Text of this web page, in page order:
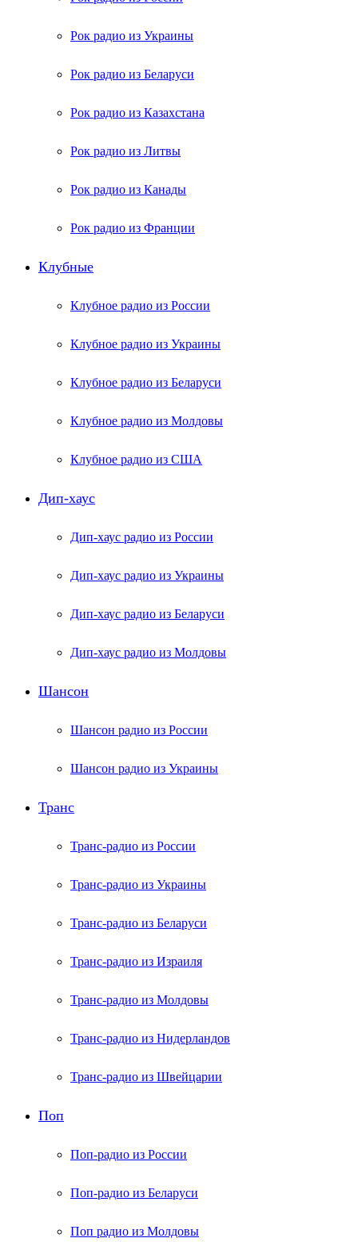
Рок радио из Украины
Рок радио из Беларуси
Рок радио из Казахстана
Рок радио из Литвы
Рок радио из Канады
Рок радио из Франции
Клубные
Клубное радио из России
Клубное радио из Украины
Клубное радио из Беларуси
Клубное радио из Молдовы
Клубное радио из США
Дип-хаус
Дип-хаус радио из России
Дип-хаус радио из Украины
Дип-хаус радио из Беларуси
Дип-хаус радио из Молдовы
Шансон
Шансон радио из России
Шансон радио из Украины
Транс
Транс-радио из России
Транс-радио из Украины
Транс-радио из Беларуси
Транс-радио из Израиля
Транс-радио из Молдовы
Транс-радио из Нидерландов
Транс-радио из Швейцарии
Поп
Поп-радио из России
Поп-радио из Беларуси
Поп радио из Молдовы